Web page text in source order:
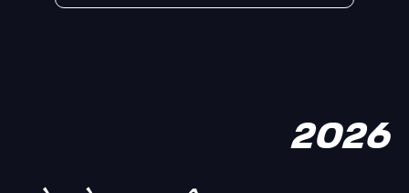
2026